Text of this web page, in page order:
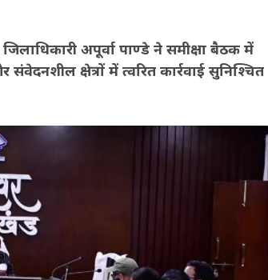
अपूर्वा पाण्डे ने समीक्षा बैठक में
क्षेत्रों में त्वरित कार्रवाई सुनिश्चित